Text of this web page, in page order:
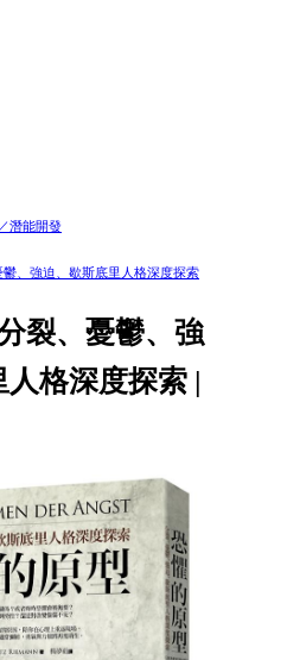
潛能開發
、強迫、歇斯底里人格深度探索
裂、憂鬱、強
格深度探索 |